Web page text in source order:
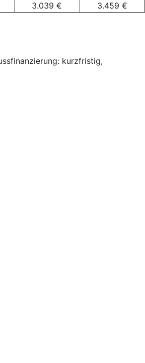
3.039 €
3.459 €
kurzfristig,